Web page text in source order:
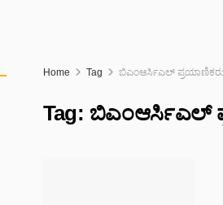
Home Tag ಬಿಎಂಆರ್ಸಿಎಲ್
Tag: ಬಿಎಂಆರ್ಸಿಎಲ್